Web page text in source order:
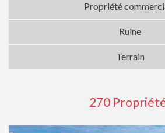
Propriété
Ruine
Terrain
270